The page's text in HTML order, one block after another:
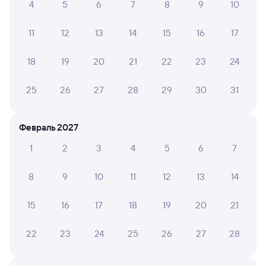
Петрозаводск-Пасс
из Адлера
Кемь
12:55 21:16
8 ч 21 м в пути
от 2 ⁠219 ⁠₽ 3 ⁠278 ⁠₽ 10 ⁠378 ⁠₽
Выберите дату
16:37 00:13
7 ч 36 м в пути
4 5 6 7 8 9 10
11 12 13 14 15 16 17
18 19 20 21 22 23 24
25 26 27 28 29 30 31
Февраль 2027
1
2 3 4 5 6 7
8 9 10 11 12 13 14
15 16 17 18 19 20 21
22 23 24 25 26 27 28